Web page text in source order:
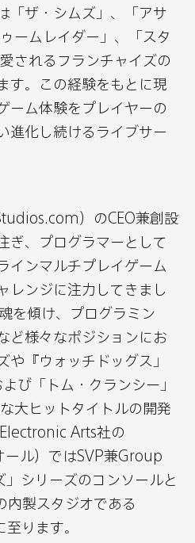
「ザ・シムズ」、「アサ
ームレイダー」、「スタ
されるフランチャイズの
す。この経験をもとに現
ーム体験をプレイヤーの
進化し続けるライブサー
）のCEO兼創設
ぎ、プログラマーとして
インマルチプレイゲーム
レンジに注力してきまし
を傾け、プログラミン
ど様々なポジションにお
『ウォッチドッグス」
び「トム・クランシー」
大ヒットタイトルの開発
Arts社の
ル）ではSVP兼Group
シリーズのコンソールと
製スタジオである
ります。